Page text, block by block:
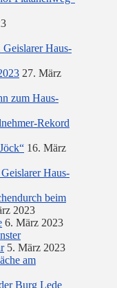
Geislarer Haus-
27. März
zum Haus-
Rekord
16. März
Haus-
beim
2023
6. März 2023
5. März 2023
am
Burg Lede